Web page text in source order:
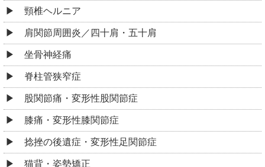
頸椎ヘルニア
肩関節周囲炎／四十肩・五十肩
坐骨神経痛
脊柱管狭窄症
股関節痛・変形性股関節症
膝痛・変形性膝関節症
捻挫の後遺症・変形性足関節症
猫背・姿勢矯正